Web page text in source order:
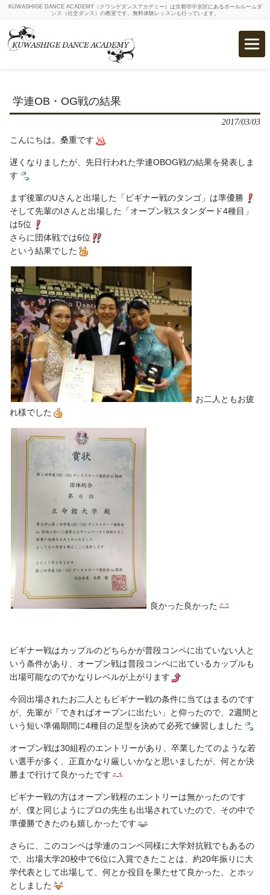
KUWASHIGE DANCE ACADEMY（クワシゲダンスアカデミー）は京都市中京区にあるボールルームダ
ンス（社交ダンス）の教室です。無料体験レッスンも行っています。
学連OB・OG戦の結果
2017/03/03
こんにちは。桑重です
遅くなりましたが、先日行われた学連OBOG戦の結果を発表しま
す
まず後輩のUさんと出場した「ビギナー戦のタンゴ」は準優勝
そして先輩のIさんと出場した「オープン戦スタンダード4種目」
は5位
さらに団体戦では6位
という結果でした
お二人ともお疲
れ様でした
良かった良かった
ビギナー戦はカップルのどちらかが普段コンペに出ていない人と
いう条件があり、オープン戦は普段コンペに出ているカップルも
出場可能なのでかなりレベルが上がります
今回出場されたお二人ともビギナー戦の条件に当てはまるのです
が、先輩が「できればオープンに出たい」と仰ったので、2週間と
いう短い準備期間に4種目の足型を決めて必死で練習しました
オープン戦は30組程のエントリーがあり、卒業したてのような若
い選手が多く、正直かなり厳しいかなと思いましたが、何とか決
勝まで行けて良かったです
ビギナー戦の方はオープン戦程のエントリーは無かったのです
が、僕と同じようにプロの先生も出場されていたので、その中で
準優勝できたのも嬉しかったです
さらに、このコンペは学連のコンペ同様に大学対抗戦でもあるの
で、出場大学20校中で6位に入賞できたことは、約20年振りに大
学代表として出場して、何とか役目を果たせて良かった、とホッ
としました